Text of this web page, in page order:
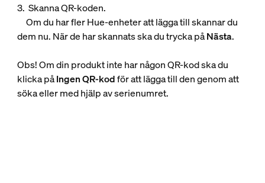
3. Skanna QR-koden.
Om du har fler Hue-enheter att lägga till skannar du
dem nu. När de har skannats ska du trycka påNästa.
Obs! Om din produkt inte har någon QR-kod ska du
klicka påIngen QR-kodför att lägga till den genom att
söka eller med hjälp av serienumret.